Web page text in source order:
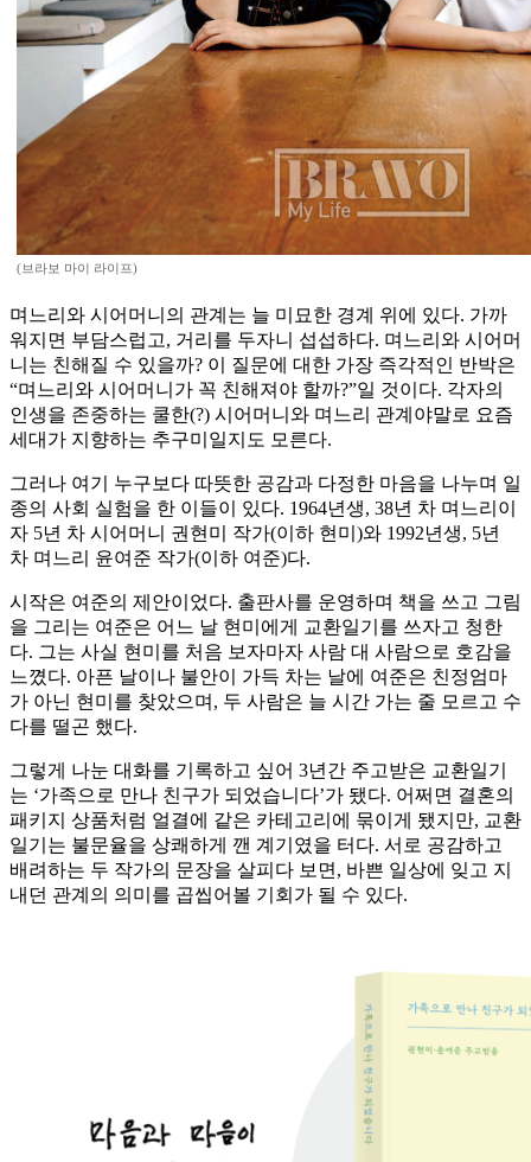
(브라보 마이 라이프)
며느리와 시어머니의 관계는 늘 미묘한 경계 위에 있다. 가까
워지면 부담스럽고, 거리를 두자니 섭섭하다. 며느리와 시어머
니는 친해질 수 있을까? 이 질문에 대한 가장 즉각적인 반박은
“며느리와 시어머니가 꼭 친해져야 할까?”일 것이다. 각자의
인생을 존중하는 쿨한(?) 시어머니와 며느리 관계야말로 요즘
세대가 지향하는 추구미일지도 모른다.
그러나 여기 누구보다 따뜻한 공감과 다정한 마음을 나누며 일
종의 사회 실험을 한 이들이 있다. 1964년생, 38년 차 며느리이
자 5년 차 시어머니 권현미 작가(이하 현미)와 1992년생, 5년
차 며느리 윤여준 작가(이하 여준)다.
시작은 여준의 제안이었다. 출판사를 운영하며 책을 쓰고 그림
을 그리는 여준은 어느 날 현미에게 교환일기를 쓰자고 청한
다. 그는 사실 현미를 처음 보자마자 사람 대 사람으로 호감을
느꼈다. 아픈 날이나 불안이 가득 차는 날에 여준은 친정엄마
가 아닌 현미를 찾았으며, 두 사람은 늘 시간 가는 줄 모르고 수
다를 떨곤 했다.
그렇게 나눈 대화를 기록하고 싶어 3년간 주고받은 교환일기
는 ‘가족으로 만나 친구가 되었습니다’가 됐다. 어쩌면 결혼의
패키지 상품처럼 얼결에 같은 카테고리에 묶이게 됐지만, 교환
일기는 불문율을 상쾌하게 깬 계기였을 터다. 서로 공감하고
배려하는 두 작가의 문장을 살피다 보면, 바쁜 일상에 잊고 지
내던 관계의 의미를 곱씹어볼 기회가 될 수 있다.